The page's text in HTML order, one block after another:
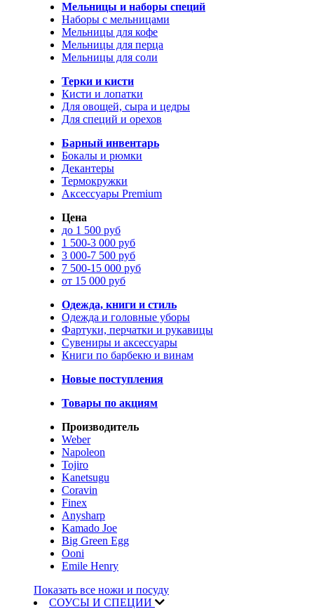
Мельницы и наборы специй
Наборы с мельницами
Мельницы для кофе
Мельницы для перца
Мельницы для соли
Терки и кисти
Кисти и лопатки
Для овощей, сыра и цедры
Для специй и орехов
Барный инвентарь
Бокалы и рюмки
Декантеры
Термокружки
Аксессуары Premium
Цена
до 1 500 руб
1 500-3 000 руб
3 000-7 500 руб
7 500-15 000 руб
от 15 000 руб
Одежда, книги и стиль
Одежда и головные уборы
Фартуки, перчатки и рукавицы
Сувениры и аксессуары
Книги по барбекю и винам
Новые поступления
Товары по акциям
Производитель
Weber
Napoleon
Tojiro
Kanetsugu
Coravin
Finex
Anysharp
Kamado Joe
Big Green Egg
Ooni
Emile Henry
Показать все ножи и посуду
СОУСЫ И СПЕЦИИ